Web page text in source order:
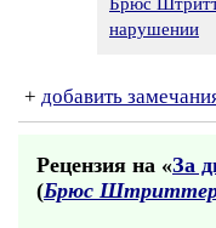
нарушении
+ добавить
Рецензия на «За
(Брюс